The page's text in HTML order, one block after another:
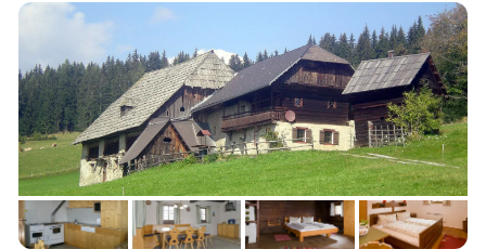
Weststeiermark, bekannte Ausflugsziele sind die Stainzer
Warte, diese bietet eine herrliche Aussicht über die West- und
Südsteiermark, das Kra...